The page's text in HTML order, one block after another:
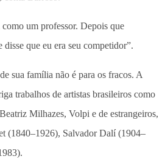
um professor. Depois que
disse que eu era seu competidor”.
sua família não é para os fracos. A
trabalhos de artistas brasileiros como
Milhazes, Volpi e de estrangeiros,
(1840–1926), Salvador Dalí (1904–